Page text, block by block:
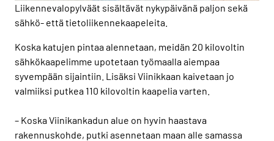
Liikennevalopylväät sisältävät nykypäivänä paljon sekä
sähkö- että tietoliikennekaapeleita.
Koska katujen pintaa alennetaan, meidän 20 kilovoltin
sähkökaapelimme upotetaan työmaalla aiempaa
syvempään sijaintiin. Lisäksi Viinikkaan kaivetaan jo
valmiiksi putkea 110 kilovoltin kaapelia varten.
– Koska Viinikankadun alue on hyvin haastava
rakennuskohde, putki asennetaan maan alle samassa